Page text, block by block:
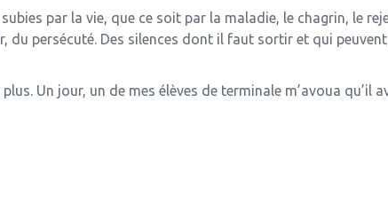
par la vie, que ce soit par la maladie, le chagrin, le
du persécuté. Des silences dont il faut sortir et qui
Un jour, un de mes élèves de terminale m’avoua qu’il